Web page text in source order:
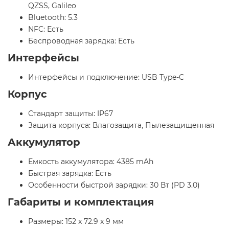
QZSS, Galileo
Bluetooth: 5.3
NFC: Есть
Беспроводная зарядка: Есть
Интерфейсы
Интерфейсы и подключение: USB Type-C
Корпус
Стандарт защиты: IP67
Защита корпуса: Влагозащита, Пылезащищенная
Аккумулятор
Емкость аккумулятора: 4385 mAh
Быстрая зарядка: Есть
Особенности быстрой зарядки: 30 Вт (PD 3.0)
Габариты и комплектация
Размеры: 152 x 72.9 x 9 мм